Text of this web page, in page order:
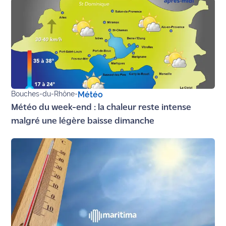
Maritima
L'anecdote
de Jeff
C'est
mon
club
Les
Coachs
Maritima
plan
sortie
Nous
contacter
Bouches-du-Rhône-Météo
Météo du week-end : la chaleur reste intense
malgré une légère baisse dimanche